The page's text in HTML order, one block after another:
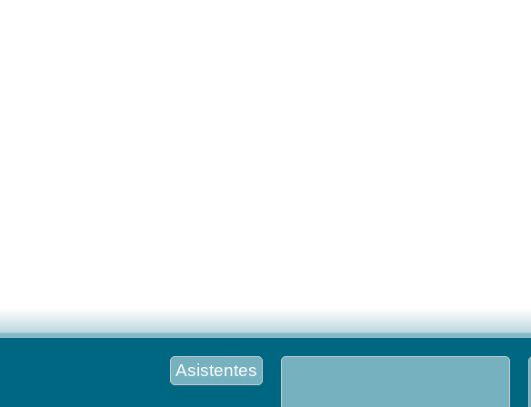
Asistentes